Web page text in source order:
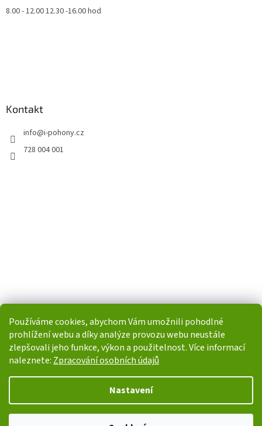
Používáme cookies, abychom Vám umožnili pohodlné
prohlížení webu a díky analýze provozu webu neustále
zlepšovali jeho funkce, výkon a použitelnost. Více informací
naleznete: Zpracování osobních údajů
Nastavení
8.00 - 12.00 12.30 -16.00 hod
Kontakt
info@i-pohony.cz
728 004 001
Copyright 2026i-POHONY.cz. Všechna práva vyhrazena.Upravit